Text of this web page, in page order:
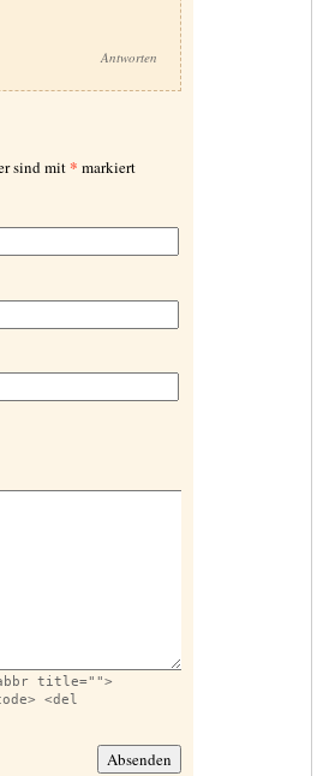
Antworten
sind mit* markiert
title="">
<del